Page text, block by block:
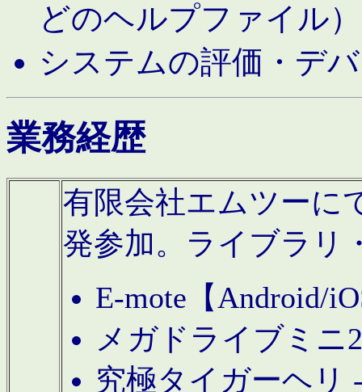
どのヘルプファイル）
システムの評価・デ
業務経歴
有限会社エムツーに
発参加。ライブラリ
E-mote【Android/
メガドライブミニ
究極タイガーヘリ